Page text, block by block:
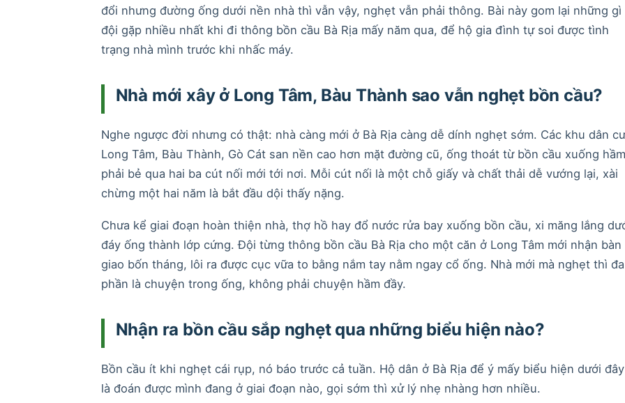
đổi nhưng đường ống dưới nền nhà thì vẫn vậy, nghẹt vẫn phải thông. Bài này gom lại những gì
đội gặp nhiều nhất khi đi thông bồn cầu Bà Rịa mấy năm qua, để hộ gia đình tự soi được tình
trạng nhà mình trước khi nhấc máy.
Nhà mới xây ở Long Tâm, Bàu Thành sao vẫn nghẹt bồn cầu?
Nghe ngược đời nhưng có thật: nhà càng mới ở Bà Rịa càng dễ dính nghẹt sớm. Các khu dân cư
Long Tâm, Bàu Thành, Gò Cát san nền cao hơn mặt đường cũ, ống thoát từ bồn cầu xuống hầm
phải bẻ qua hai ba cút nối mới tới nơi. Mỗi cút nối là một chỗ giấy và chất thải dễ vướng lại, xài
chừng một hai năm là bắt đầu dội thấy nặng.
Chưa kể giai đoạn hoàn thiện nhà, thợ hồ hay đổ nước rửa bay xuống bồn cầu, xi măng lắng
đáy ống thành lớp cứng. Đội từng thông bồn cầu Bà Rịa cho một căn ở Long Tâm mới nhận bàn
giao bốn tháng, lôi ra được cục vữa to bằng nắm tay nằm ngay cổ ống. Nhà mới mà nghẹt thì đa
phần là chuyện trong ống, không phải chuyện hầm đầy.
Nhận ra bồn cầu sắp nghẹt qua những biểu hiện nào?
Bồn cầu ít khi nghẹt cái rụp, nó báo trước cả tuần. Hộ dân ở Bà Rịa để ý mấy biểu hiện dưới đây
là đoán được mình đang ở giai đoạn nào, gọi sớm thì xử lý nhẹ nhàng hơn nhiều.